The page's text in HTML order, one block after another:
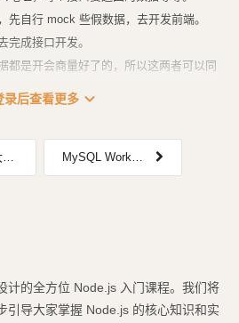
先自行 mock 些假数据，去开发前端。
完成接口开发。
都是开会商量好了的，所以这两者可以同
录后查看更多 expand_more
计的全方位 Node.js 入门课程。我们将
引导大家掌握 Node.js 的核心知识和实